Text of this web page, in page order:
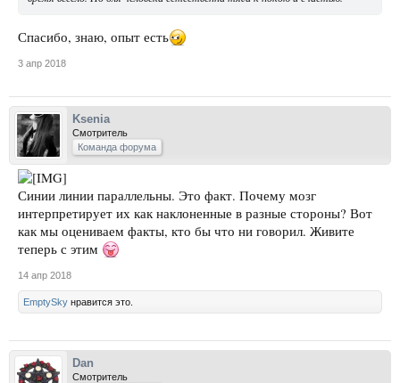
Спасибо, знаю, опыт есть
3 апр 2018
Ksenia
Смотритель
Команда форума
Синии линии параллельны. Это факт. Почему мозг
интерпретирует их как наклоненные в разные стороны? Вот
как мы оцениваем факты, кто бы что ни говорил. Живите
теперь с этим
14 апр 2018
EmptySky нравится это.
Dan
Смотритель